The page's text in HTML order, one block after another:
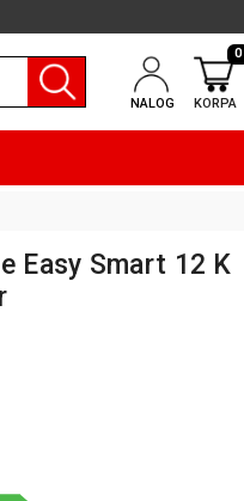
NALOG KORPA
0
Easy Smart 12 K